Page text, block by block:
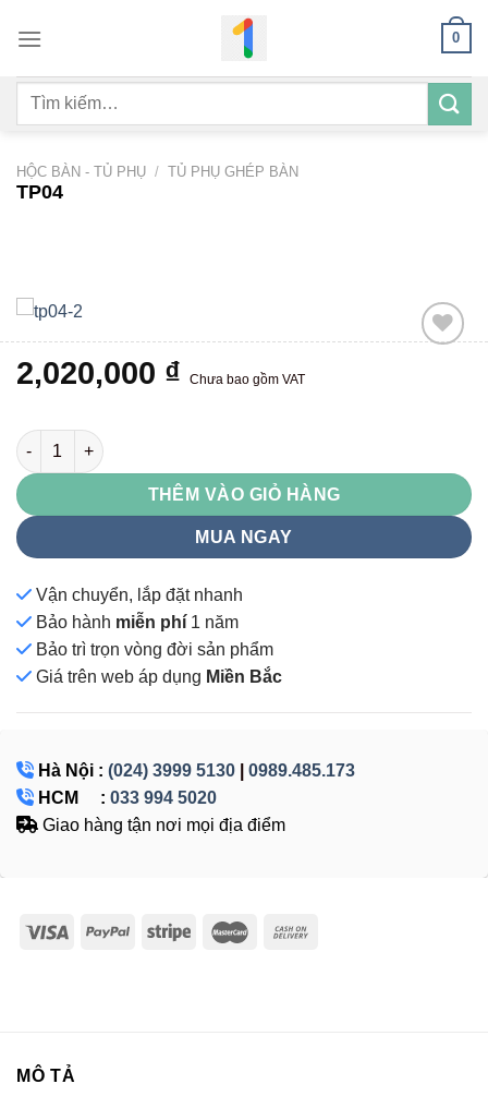
qua
dung
0
Tìm
HỘC BÀN - TỦ PHỤ / TỦ PHỤ GHÉP BÀN
TP04
2,020,000 ₫ Chưa bao gồm VAT
TP04 số lượng
THÊM VÀO GIỎ HÀNG
MUA NGAY
Vận chuyển, lắp đặt nhanh
Bảo hành miễn phí 1 năm
Bảo trì trọn vòng đời sản phẩm
Giá trên web áp dụng Miền Bắc
Hà Nội : (024) 3999 5130
0989.485.173
HCM : 033 994 5020
Giao hàng tận nơi mọi địa điểm
MÔ TẢ